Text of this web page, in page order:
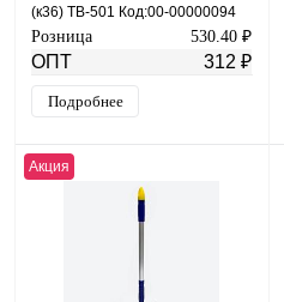
(к36) ТВ-501 Код:00-00000094
Розница 530.40 ₽
ОПТ 312 ₽
Подробнее
Акция